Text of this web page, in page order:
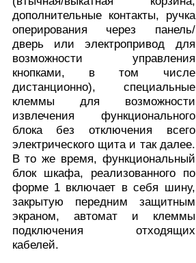
дополнительные контакты, ручка
оперирования через панель/
дверь или электропривод для
возможности управления
кнопками, в том числе
дистанционно), специальные
клеммы для возможности
извлечения функционального
блока без отключения всего
электрического щита и так далее.
В то же время, функциональный
блок шкафа, реализованного по
форме 1 включает в себя шину,
закрытую передним защитным
экраном, автомат и клеммы
подключения отходящих
кабелей.